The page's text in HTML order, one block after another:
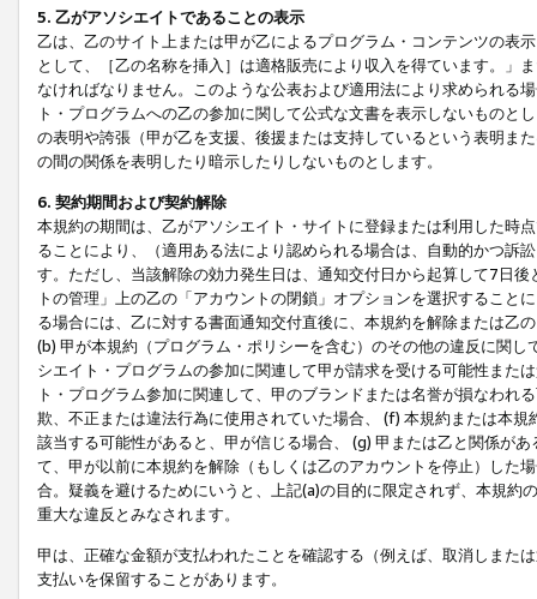
5. 乙がアソシエイトであることの表示
乙は、乙のサイト上または甲が乙によるプログラム・コンテンツの表
として、［乙の名称を挿入］は適格販売により収入を得ています。」
なければなりません。このような公表および適用法により求められる
ト・プログラムへの乙の参加に関して公式な文書を表示しないもの
の表明や誇張（甲が乙を支援、後援または支持しているという表明ま
の間の関係を表明したり暗示したりしないものとします。
6. 契約期間および契約解除
本規約の期間は、乙がアソシエイト・サイトに登録または利用した時
ることにより、（適用ある法により認められる場合は、自動的かつ訴
す。ただし、当該解除の効力発生日は、通知交付日から起算して7日
トの管理」上の乙の「アカウントの閉鎖」オプションを選択するこ
る場合には、乙に対する書面通知交付直後に、本規約を解除または乙
(b) 甲が本規約（プログラム・ポリシーを含む）のその他の違反に関
シエイト・プログラムの参加に関連して甲が請求を受ける可能性また
ト・プログラム参加に関連して、甲のブランドまたは名誉が損なわれ
欺、不正または違法行為に使用されていた場合、 (f) 本規約または本
該当する可能性があると、甲が信じる場合、 (g) 甲または乙と関係が
て、甲が以前に本規約を解除（もしくは乙のアカウントを停止）した
合。疑義を避けるためにいうと、上記(a)の目的に限定されず、本規
重大な違反とみなされます。
甲は、正確な金額が支払われたことを確認する（例えば、取消しまた
支払いを保留することがあります。